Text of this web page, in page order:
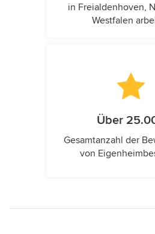
in Freialdenhoven,
Westfalen
Über
Gesamtanzahl der
von